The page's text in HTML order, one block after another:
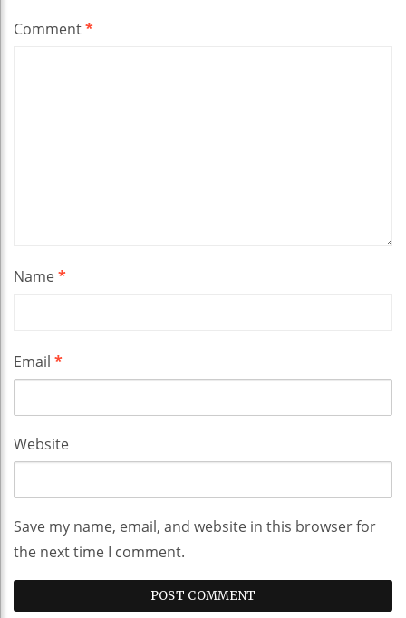
Comment*
Name*
Email *
Website
Save my name, email, and website in this browser for
the next time I comment.